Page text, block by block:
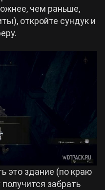
чем раньше,
откройте сундук и
это здание (по краю
забрать